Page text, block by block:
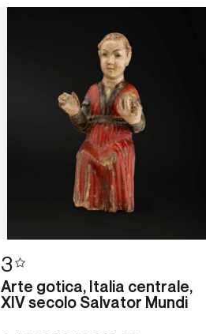
3
Arte gotica, Italia centrale,
XIV secolo Salvator Mundi